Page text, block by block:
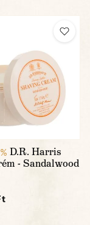
D.R. Harris
- Sandalwood